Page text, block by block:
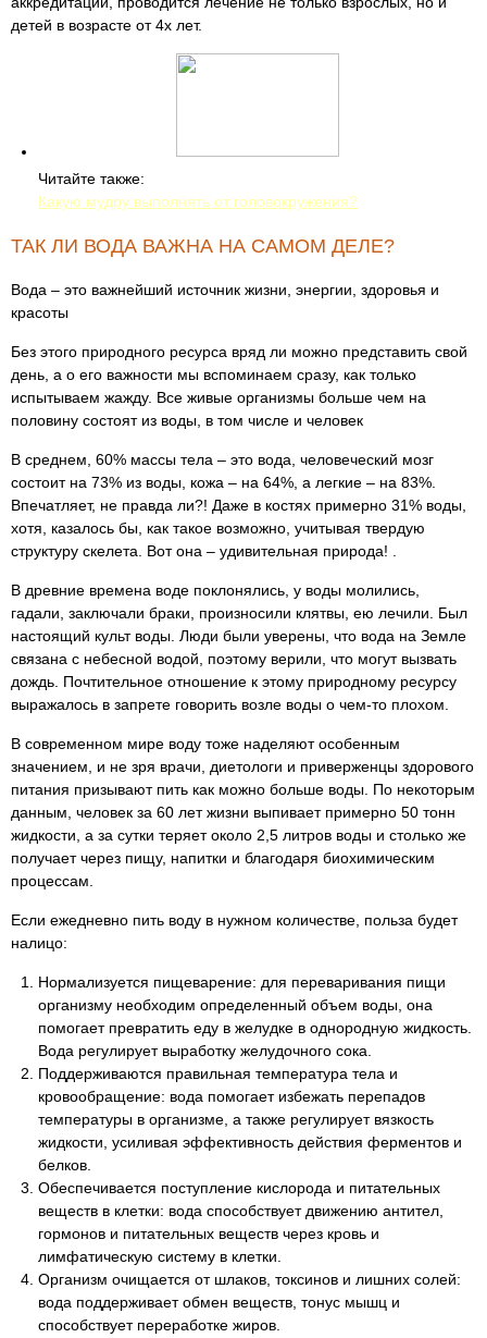
детей в возрасте от 4х лет.
Читайте также:
Какую мудру выполнять от головокружения?
ТАК ЛИ ВОДА ВАЖНА НА САМОМ ДЕЛЕ?
Вода – это важнейший источник жизни, энергии, здоровья и
красоты
Без этого природного ресурса вряд ли можно представить свой
день, а о его важности мы вспоминаем сразу, как только
испытываем жажду. Все живые организмы больше чем на
половину состоят из воды, в том числе и человек
В среднем, 60% массы тела – это вода, человеческий мозг
состоит на 73% из воды, кожа – на 64%, а легкие – на 83%.
Впечатляет, не правда ли?! Даже в костях примерно 31% воды,
хотя, казалось бы, как такое возможно, учитывая твердую
структуру скелета. Вот она – удивительная природа! .
В древние времена воде поклонялись, у воды молились,
гадали, заключали браки, произносили клятвы, ею лечили. Был
настоящий культ воды. Люди были уверены, что вода на Земле
связана с небесной водой, поэтому верили, что могут вызвать
дождь. Почтительное отношение к этому природному ресурсу
выражалось в запрете говорить возле воды о чем-то плохом.
В современном мире воду тоже наделяют особенным
значением, и не зря врачи, диетологи и приверженцы здорового
питания призывают пить как можно больше воды. По некоторым
данным, человек за 60 лет жизни выпивает примерно 50 тонн
жидкости, а за сутки теряет около 2,5 литров воды и столько же
получает через пищу, напитки и благодаря биохимическим
процессам.
Если ежедневно пить воду в нужном количестве, польза будет
налицо:
Нормализуется пищеварение: для переваривания пищи
организму необходим определенный объем воды, она
помогает превратить еду в желудке в однородную жидкость.
Вода регулирует выработку желудочного сока.
Поддерживаются правильная температура тела и
кровообращение: вода помогает избежать перепадов
температуры в организме, а также регулирует вязкость
жидкости, усиливая эффективность действия ферментов и
белков.
Обеспечивается поступление кислорода и питательных
веществ в клетки: вода способствует движению антител,
гормонов и питательных веществ через кровь и
лимфатическую систему в клетки.
Организм очищается от шлаков, токсинов и лишних солей:
вода поддерживает обмен веществ, тонус мышц и
способствует переработке жиров.